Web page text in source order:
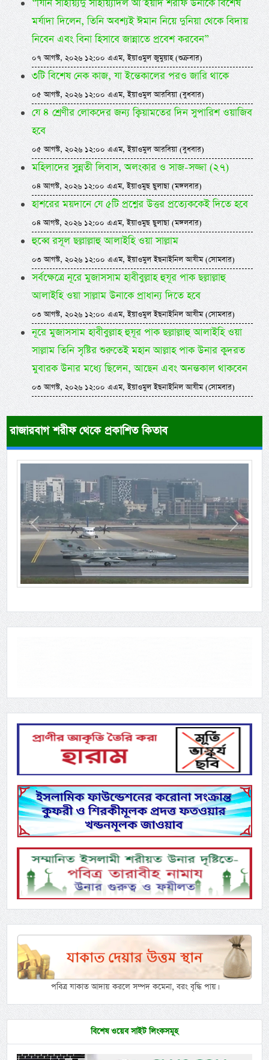
“যিনি সাইয়্যিদু সাইয়্যিদিল আ’ইয়াদ শরীফ উনাকে বিশেষ
মর্যাদা দিলেন, তিনি অবশ্যই ঈমান নিয়ে দুনিয়া থেকে বিদায়
নিবেন এবং বিনা হিসাবে জান্নাতে প্রবেশ করবেন”
০৭ আগস্ট, ২০২৬ ১২:০০ এএম, ইয়াওমুল জুমুয়াহ (শুক্রবার)
৩টি বিশেষ নেক কাজ, যা ইন্তেকালের পরও জারি থাকে
০৫ আগস্ট, ২০২৬ ১২:০০ এএম, ইয়াওমুল আরবিয়া (বুধবার)
যে ৪ শ্রেণীর লোকদের জন্য ক্বিয়ামতের দিন সুপারিশ ওয়াজিব
হবে
০৫ আগস্ট, ২০২৬ ১২:০০ এএম, ইয়াওমুল আরবিয়া (বুধবার)
মহিলাদের সুন্নতী লিবাস, অলংকার ও সাজ-সজ্জা (২৭)
০৪ আগস্ট, ২০২৬ ১২:০০ এএম, ইয়াওমুছ ছুলাছা (মঙ্গলবার)
হাশরের ময়দানে যে ৫টি প্রশ্নের উত্তর প্রত্যেককেই দিতে হবে
০৪ আগস্ট, ২০২৬ ১২:০০ এএম, ইয়াওমুছ ছুলাছা (মঙ্গলবার)
হুব্বে রসূল ছল্লাল্লাহু আলাইহি ওয়া সাল্লাম
০৩ আগস্ট, ২০২৬ ১২:০০ এএম, ইয়াওমুল ইছনাইনিল আযীম (সোমবার)
সর্বক্ষেত্রে নূরে মুজাসসাম হাবীবুল্লাহ হুযূর পাক ছল্লাল্লাহু
আলাইহি ওয়া সাল্লাম উনাকে প্রাধান্য দিতে হবে
০৩ আগস্ট, ২০২৬ ১২:০০ এএম, ইয়াওমুল ইছনাইনিল আযীম (সোমবার)
নূরে মুজাসসাম হাবীবুল্লাহ হুযূর পাক ছল্লাল্লাহু আলাইহি ওয়া
সাল্লাম তিনি সৃষ্টির শুরুতেই মহান আল্লাহ পাক উনার কুদরত
মুবারক উনার মধ্যে ছিলেন, আছেন এবং অনন্তকাল থাকবেন
০৩ আগস্ট, ২০২৬ ১২:০০ এএম, ইয়াওমুল ইছনাইনিল আযীম (সোমবার)
রাজারবাগ শরীফ থেকে প্রকাশিত কিতাব
Previous Next
পবিত্র যাকাত আদায় করলে সম্পদ কমেনা, বরং বৃদ্ধি পায়।
বিশেষ ওয়েব সাইট লিংকসমূহ